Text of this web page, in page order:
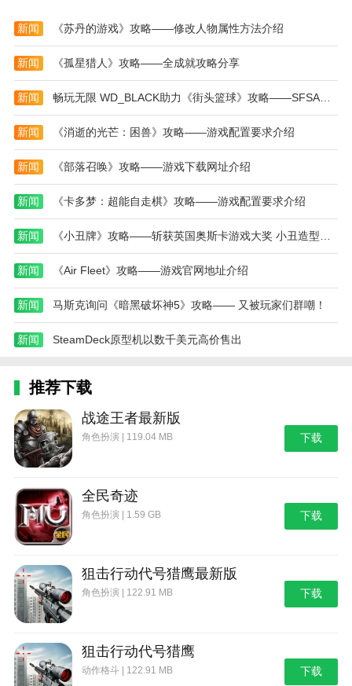
建模相结合，营造出身临其境的游戏环境。
3、持续的内容更新：开发团队定期发布新的关
卡、角色皮肤和事件，以保持游戏的活力。
4、跨平台支持：在PC和移动设备上享受一致和高
质量的游戏体验。
格斗先生游戏评测
1、玩家将尝试进行一系列精彩的战斗冒险。游戏
的上手难度并不高。
2、模式不仅仅是这种闯关的玩法，还可以参与格
斗模式，两人PK，非常不错。
3、丰富的游戏关卡等你来参与。各种武器和装备
可供您选择。华丽的五官令人震惊。
更新内容
v1.29版本
Bug修复
本站为您提供格斗先生 完整版的 手机游戏 ，欢迎
大家记住本站网址，本站是您下载安卓手游app最好的
网站！
新闻 《苏丹的游戏》攻略——修改人物属性方法介绍
新闻 《孤星猎人》攻略——全成就攻略分享
新闻 畅玩无限 WD_BLACK助力《街头篮球》攻略——SFSA全国超级联赛
新闻 《消逝的光芒：困兽》攻略——游戏配置要求介绍
新闻 《部落召唤》攻略——游戏下载网址介绍
新闻 《卡多梦：超能自走棋》攻略——游戏配置要求介绍
新闻
新闻 《Air Fleet》攻略——游戏官网地址介绍
新闻 马斯克询问《暗黑破坏神5》攻略—— 又被玩家们群嘲！
新闻 SteamDeck原型机以数千美元高价售出
推荐下载
战途王者最新版
角色扮演 | 119.04 MB 下载
全民奇迹
角色扮演 | 1.59 GB 下载
狙击行动代号猎鹰最新版
角色扮演 | 122.91 MB 下载
狙击行动代号猎鹰
动作格斗 | 122.91 MB 下载